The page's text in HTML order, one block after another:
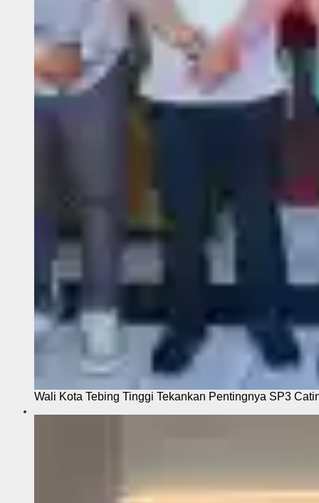
Wali Kota Tebing Tinggi Tekankan Pentingnya SP3